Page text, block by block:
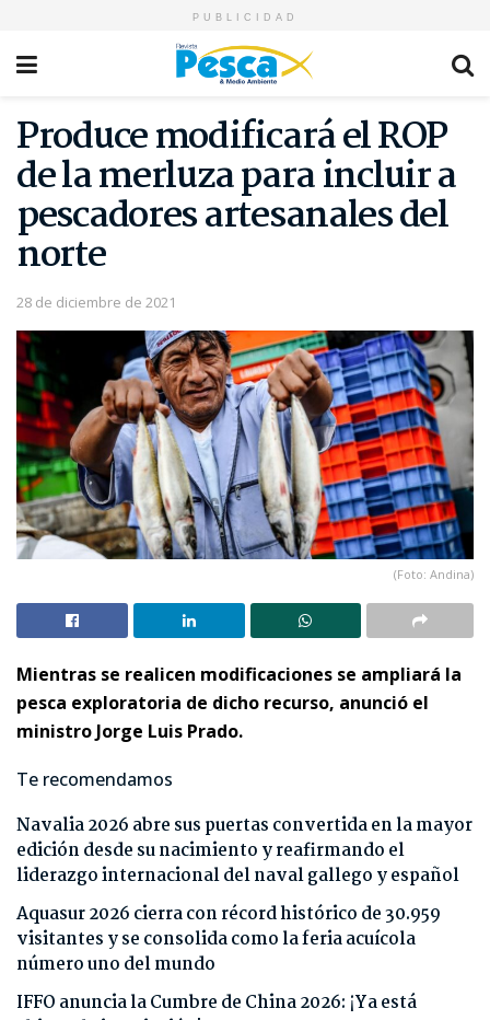
PUBLICIDAD
Produce modificará el ROP
de la merluza para incluir a
pescadores artesanales del
norte
28 de diciembre de 2021
(Foto: Andina)
Mientras se realicen modificaciones se ampliará la
pesca exploratoria de dicho recurso, anunció el
ministro Jorge Luis Prado.
Te recomendamos
Navalia 2026 abre sus puertas convertida en la mayor
edición desde su nacimiento y reafirmando el
liderazgo internacional del naval gallego y español
Aquasur 2026 cierra con récord histórico de 30.959
visitantes y se consolida como la feria acuícola
número uno del mundo
IFFO anuncia la Cumbre de China 2026: ¡Ya está